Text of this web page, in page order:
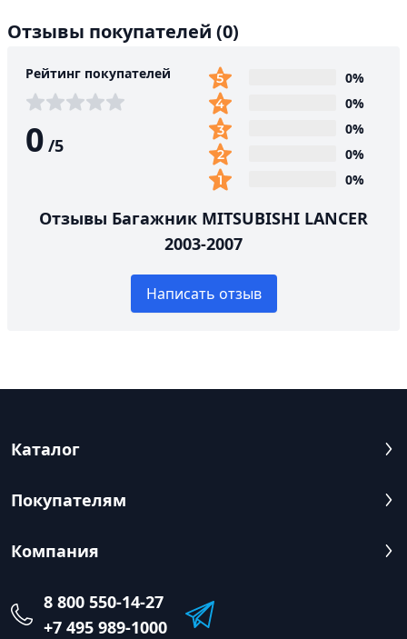
Отзывы покупателей (0)
Рейтинг покупателей
0 /5
0%
0%
0%
0%
0%
Отзывы Багажник MITSUBISHI LANCER
2003-2007
Написать отзыв
Каталог
Покупателям
Компания
8 800 550-14-27
+7 495 989-1000